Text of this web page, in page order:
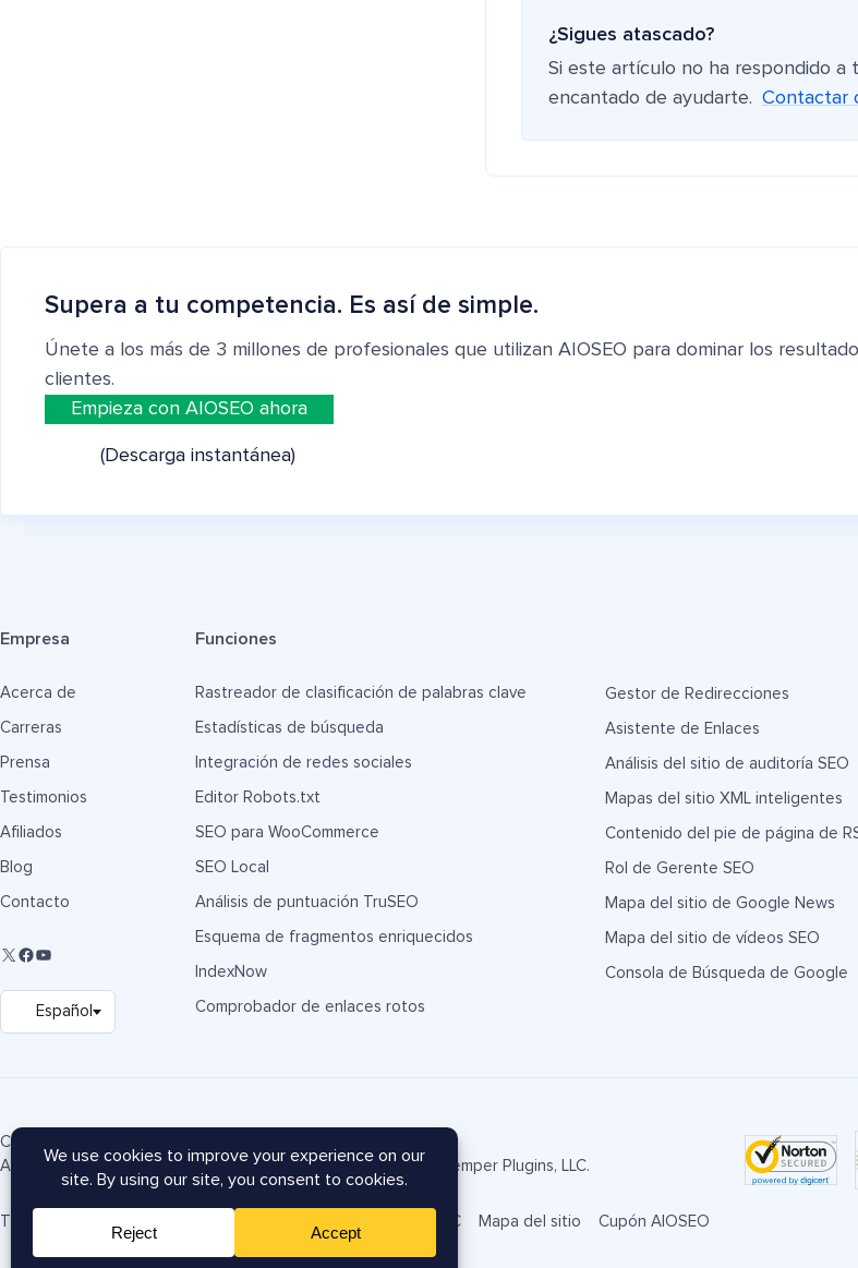
¿Sigues atascado?
Si este artículo no ha respondido
encantado de ayudarte. Contactar
Supera a tu competencia. Es así de simple.
Únete a los más de 3 millones de profesionales que utilizan AIOSEO para dominar los
clientes.
Empieza con AIOSEO ahora
(Descarga instantánea)
Empresa
Acerca de
Carreras
Prensa
Testimonios
Afiliados
Blog
Contacto
Funciones
Rastreador de clasificación de palabras clave
Estadísticas de búsqueda
Integración de redes sociales
Editor Robots.txt
SEO para WooCommerce
SEO Local
Análisis de puntuación TruSEO
Esquema de fragmentos enriquecidos
IndexNow
Comprobador de enlaces rotos
Gestor de Redirecciones
Asistente de Enlaces
Análisis del sitio de auditoría SEO
Mapas del sitio XML inteligentes
Contenido del pie de página de
Rol de Gerente SEO
Mapa del sitio de Google News
Mapa del sitio de vídeos SEO
Consola de Búsqueda de Google
Copyright © 2007-2026 Semper Plugins, LLC.
AIOSEO® y All in One SEO Pack® son marcas registradas de Semper Plugins, LLC.
Divulgación FTC Mapa del sitio Cupón AIOSEO